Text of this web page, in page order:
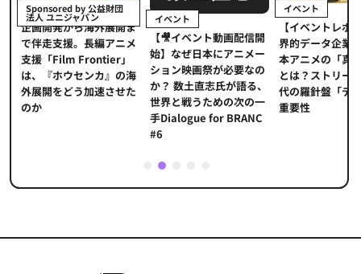
Sponsored by 公益財団
法人 ユニジャパン
企画開発から海外展開ま
で伴走支援。長編アニメ
支援「Film Frontier」
は、『ホウセンカ』の海
外展開をどう加速させた
のか
イベント
【🎥イベント動画配信開
始】なぜ日本にアニメー
ション映画祭が必要なの
か？ 数土直志氏が語る、
世界と戦うための次の一
手Dialogue for BRANC
イベント
【イベントレポート
界的データ企業が示
本アニメの「真の価
とは？ストリーミン
代の羅針盤「データ
重要性
2